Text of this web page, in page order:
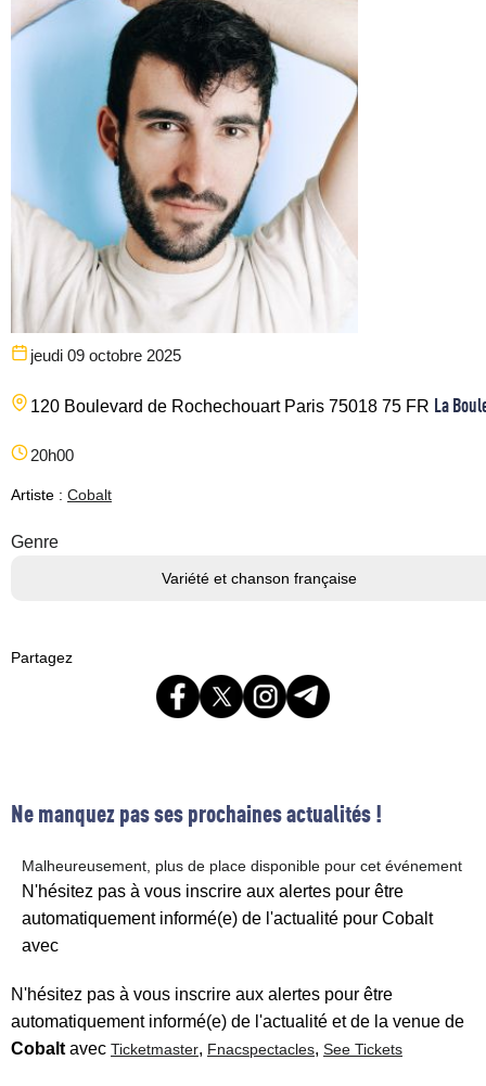
jeudi 09 octobre 2025
120 Boulevard de Rochechouart Paris 75018 75 FR La
20h00
Artiste : Cobalt
Genre
Variété et chanson française
Partagez
Ne manquez pas ses prochaines actualités !
Malheureusement, plus de place disponible pour cet événement
N'hésitez pas à vous inscrire aux alertes pour être
automatiquement informé(e) de l'actualité pour Cobalt
avec
N'hésitez pas à vous inscrire aux alertes pour être
automatiquement informé(e) de l'actualité et de la venue de
Cobalt avec Ticketmaster, Fnacspectacles, See Tickets